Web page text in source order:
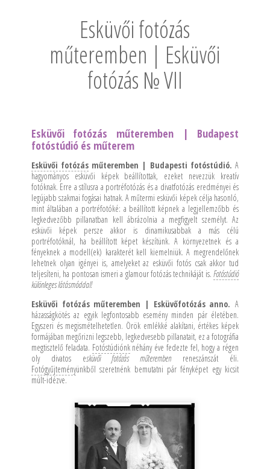
Esküvői fotózás
műteremben | Esküvői
fotózás № VII
Esküvői fotózás műteremben | Budapest
fotóstúdió és műterem
Esküvői fotózás műteremben | Budapesti fotóstúdió. A
hagyományos esküvői képek beállítottak, ezeket nevezzük kreatív
fotóknak. Erre a stílusra a portréfotózás és a divatfotózás eredményei és
legújabb szakmai fogásai hatnak. A műtermi esküvői képek célja hasonló,
mint általában a portréfotóké: a beállított képnek a legjellemzőbb és
legkedvezőbb pillanatban kell ábrázolnia a megfigyelt személyt. Az
esküvői képek persze akkor is dinamikusabbak a más célú
portréfotóknál, ha beállított képet készítünk. A környezetnek és a
fényeknek a modell(ek) karakterét kell kiemelniük. A megrendelőnek
lehetnek olyan igényei is, amelyeket az esküvői fotós csak akkor tud
teljesíteni, ha pontosan ismeri a glamour fotózás technikáját is.Fotóstúdió
különleges látásmóddal!
Esküvői fotózás műteremben | Esküvőfotózás anno.A
házasságkötés az egyik legfontosabb esemény minden pár életében.
Egyszeri és megismételhetetlen. Örök emlékké alakítani, értékes képek
formájában megőrizni legszebb, legkedvesebb pillanatait, ez a fotográfia
megtisztelő feladata. Fotóstúdiónknéhány éve fedezte fel, hogy a régen
oly divatos esküvői fotózás műterembenreneszánszát éli.
Fotógyűjteményünkből szeretnénk bemutatni pár fényképet egy kicsit
múlt-idézve.